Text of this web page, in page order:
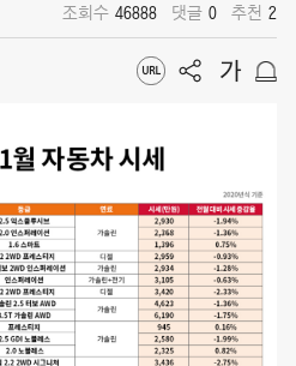
조회수 46888 댓글 0 추천 2